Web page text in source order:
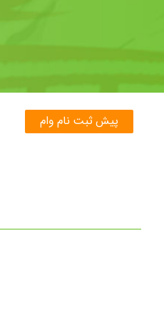
پیش ثبت نام وام